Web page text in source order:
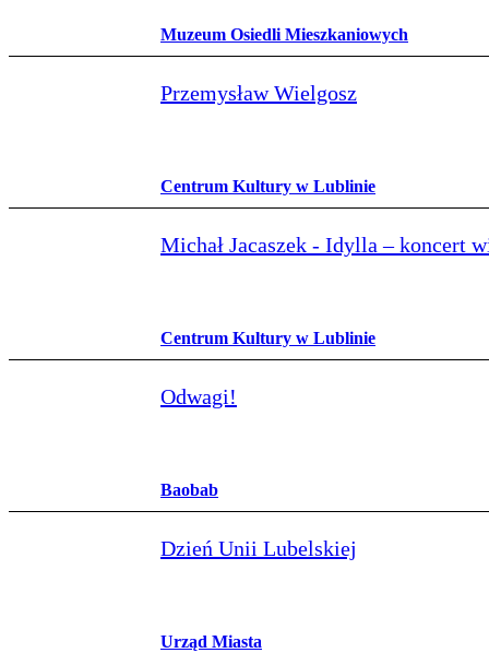
Muzeum Osiedli Mieszkaniowych
Przemysław Wielgosz
Centrum Kultury w Lublinie
Michał Jacaszek - Idylla – koncert
Centrum Kultury w Lublinie
Odwagi!
Baobab
Dzień Unii Lubelskiej
Urząd Miasta